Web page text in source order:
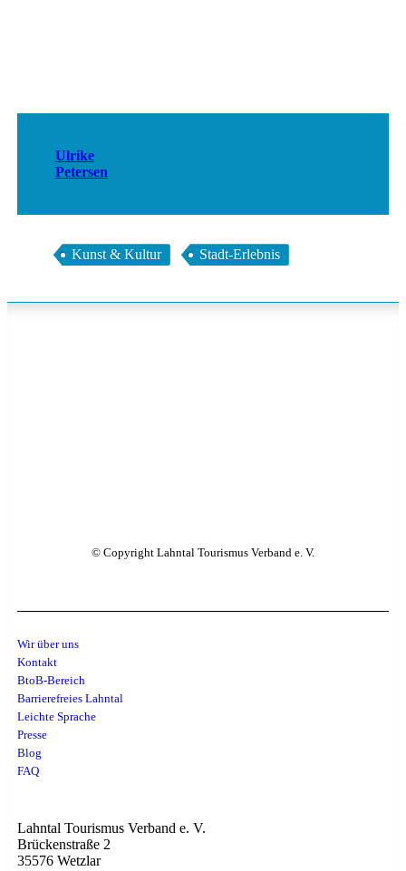
Ulrike
Petersen
Kunst & Kultur Stadt-Erlebnis
© Copyright Lahntal Tourismus Verband e. V.
Wir über uns
Kontakt
BtoB-Bereich
Barrierefreies Lahntal
Leichte Sprache
Presse
Blog
FAQ
Lahntal Tourismus Verband e. V.
Brückenstraße 2
35576 Wetzlar